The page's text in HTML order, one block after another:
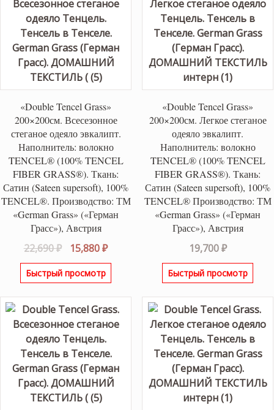
«Double Tencel Grass»
200×200см. Всесезонное
стеганое одеяло эвкалипт.
Наполнитель: волокно
TENCEL® (100% TENCEL
FIBER GRASS®). Ткань:
Сатин (Sateen supersoft), 100%
TENCEL®. Производство: ТМ
«German Grass» («Герман
Грасс»), Австрия
22,690₽
Первоначальная
цена
составляла
15,880₽Текущая
цена:
Быстрый просмотр
«Double Tencel Grass»
200×200см. Легкое стеганое
одеяло эвкалипт.
Наполнитель: волокно
TENCEL® (100% TENCEL
FIBER GRASS®). Ткань:
Сатин (Sateen supersoft), 100%
TENCEL® Производство: ТМ
«German Grass» («Герман
Грасс»), Австрия
19,700₽
Быстрый просмотр